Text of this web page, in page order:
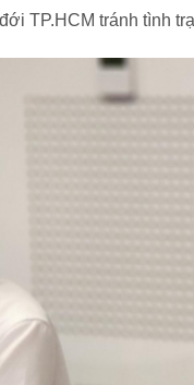
đới TP.HCM tránh tình